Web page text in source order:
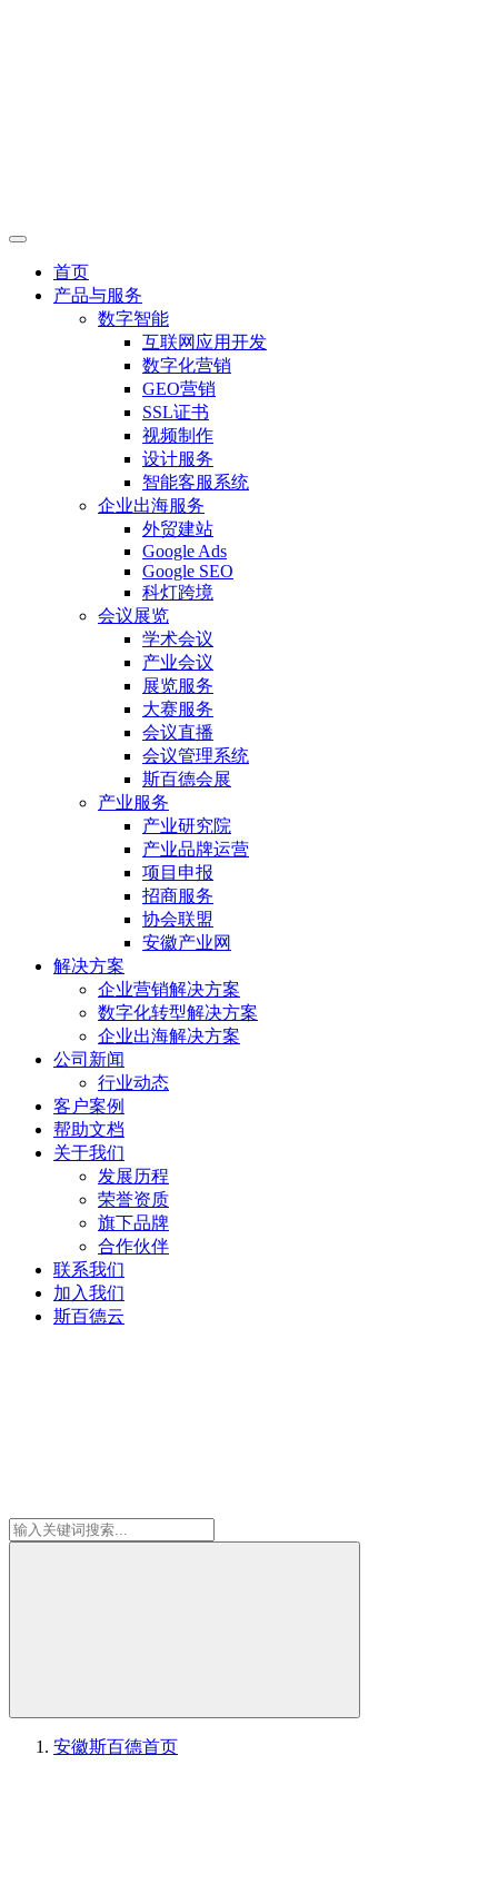
首页
产品与服务
数字智能
互联网应用开发
数字化营销
GEO营销
SSL证书
视频制作
设计服务
智能客服系统
企业出海服务
外贸建站
Google Ads
Google SEO
科灯跨境
会议展览
学术会议
产业会议
展览服务
大赛服务
会议直播
会议管理系统
斯百德会展
产业服务
产业研究院
产业品牌运营
项目申报
招商服务
协会联盟
安徽产业网
解决方案
企业营销解决方案
数字化转型解决方案
企业出海解决方案
公司新闻
行业动态
客户案例
帮助文档
关于我们
发展历程
荣誉资质
旗下品牌
合作伙伴
联系我们
加入我们
斯百德云
安徽斯百德首页